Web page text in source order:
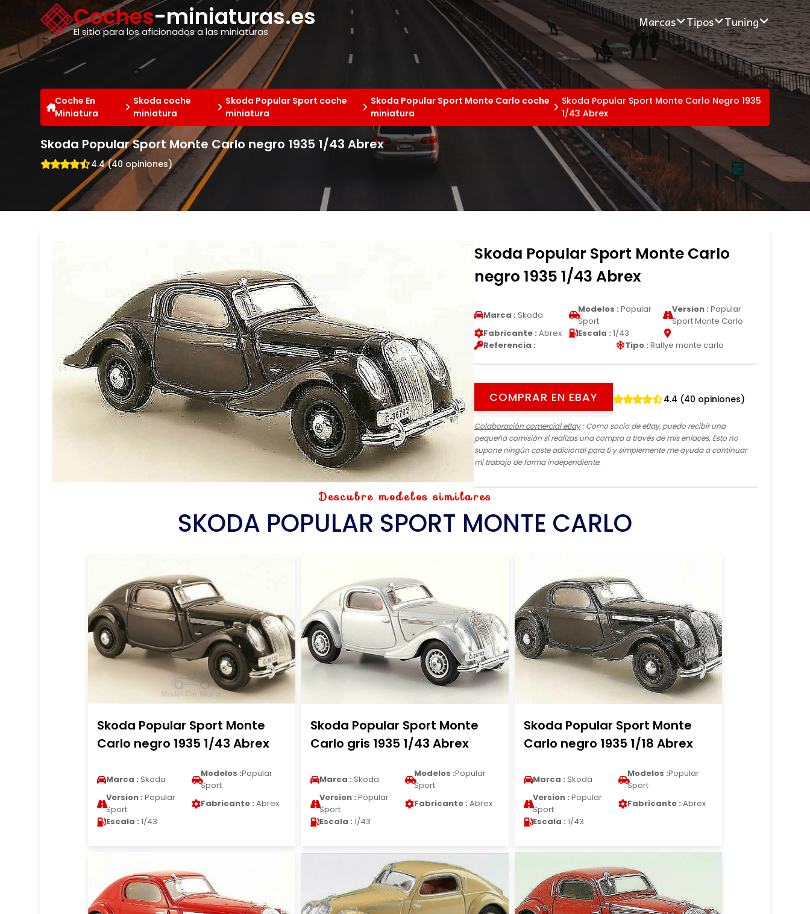
Coches-miniaturas.es
El sitio para los aficionados a las miniaturas
Marcas Tipos Tuning
Coche En
Miniatura
Skoda coche
miniatura
Skoda Popular Sport coche
miniatura
Skoda Popular Sport Monte Carlo coche
miniatura
Skoda Popular Sport Monte Carlo Negro 1935
1/43 Abrex
Skoda Popular Sport Monte Carlo negro 1935 1/43 Abrex
4.4 (40 opiniones)
Skoda Popular Sport Monte Carlo
negro 1935 1/43 Abrex
Marca : Skoda
Modelos : Popular
Sport
Version : Popular
Sport Monte Carlo
Fabricante : Abrex Escala : 1/43
Referencia :
Tipo : Rallye monte carlo
COMPRAR EN EBAY 4.4 (40 opiniones)
Colaboración comercial eBay: Como socio de eBay, puedo recibir una
pequeña comisión si realizas una compra a través de mis enlaces. Esto no
supone ningún coste adicional para ti y simplemente me ayuda a continuar
mi trabajo de forma independiente.
Descubre modelos similares
SKODA POPULAR SPORT MONTE CARLO
Skoda Popular Sport Monte
Carlo negro 1935 1/43 Abrex
Marca : Skoda
Modelos :Popular
Sport
Version : Popular
Sport
Fabricante : Abrex
Escala : 1/43
Skoda Popular Sport Monte
Carlo gris 1935 1/43 Abrex
Marca : Skoda
Modelos :Popular
Sport
Version : Popular
Sport
Fabricante : Abrex
Escala : 1/43
Skoda Popular Sport Monte
Carlo negro 1935 1/18 Abrex
Marca : Skoda
Modelos :Popular
Sport
Version : Popular
Sport
Fabricante : Abrex
Escala : 1/43
Panel de gestión de cookies